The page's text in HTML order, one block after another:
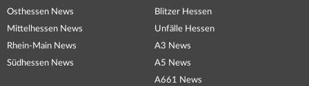
Osthessen News
Mittelhessen News
Rhein-Main News
Südhessen News
Blitzer Hessen
Unfälle Hessen
A3 News
A5 News
A661 News